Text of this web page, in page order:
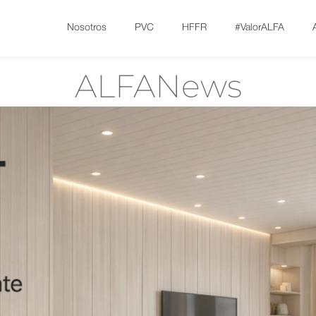
Nosotros PVC HFFR #ValorALFA
ALFANews